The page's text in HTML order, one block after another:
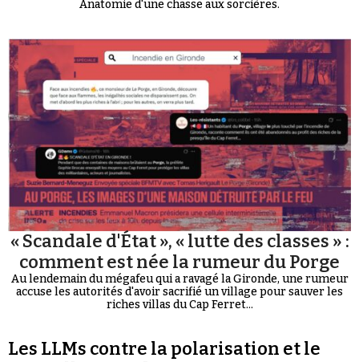
Anatomie d'une chasse aux sorcières.
« Scandale d'État », « lutte des classes » :
comment est née la rumeur du Porge
Au lendemain du mégafeu qui a ravagé la Gironde, une rumeur
accuse les autorités d'avoir sacrifié un village pour sauver les
riches villas du Cap Ferret...
Les LLMs contre la polarisation et le